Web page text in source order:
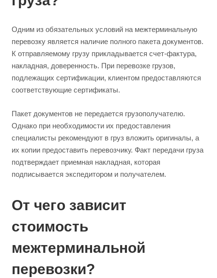
Одним из обязательных условий на межтерминальную
перевозку является наличие полного пакета документов.
К отправляемому грузу прикладывается счет-фактура,
накладная, доверенность. При перевозке грузов,
подлежащих сертификации, клиентом предоставляются
соответствующие сертификаты.
Пакет документов не передается грузополучателю.
Однако при необходимости их предоставления
специалисты рекомендуют в груз вложить оригиналы, а
их копии предоставить перевозчику. Факт передачи груза
подтверждает приемная накладная, которая
подписывается экспедитором и получателем.
От чего зависит
стоимость
межтерминальной
перевозки?